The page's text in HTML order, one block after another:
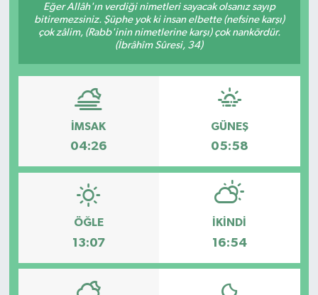
Eğer Allâh'ın verdiği nimetleri sayacak olsanız sayıp
bitiremezsiniz. Şüphe yok ki insan elbette (nefsine karşı)
çok zâlim, (Rabb'inin nimetlerine karşı) çok nankördür.
(İbrâhîm Sûresi, 34)
İMSAK
04:26
GÜNEŞ
05:58
ÖĞLE
13:07
İKINDI
16:54